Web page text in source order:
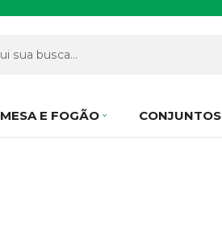
MESA E FOGÃO CONJUNTOS